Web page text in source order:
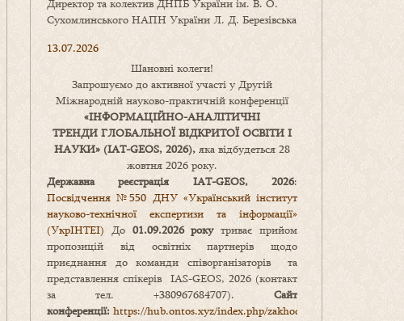
Директор та колектив ДНПБ України ім. В. О.
Сухомлинського НАПН України Л. Д. Березівська
13.07.2026
Шановні колеги!
Запрошуємо до активної участі у Другій
Міжнародній науково-практичній конференції
«ІНФОРМАЦІЙНО-АНАЛІТИЧНІ
ТРЕНДИ ГЛОБАЛЬНОЇ ВІДКРИТОЇ ОСВІТИ І
НАУКИ» (IAT-GEOS, 2026), яка відбудеться 28
жовтня 2026 року.
Державна реєстрація IAT-GEOS, 2026:
Посвідчення №550 ДНУ «Український інститут
науково-технічної експертизи та інформації»
(УкрІНТЕІ) До 01.09.2026 рокутриває прийом
пропозицій від освітніх партнерів щодо
приєднання до команди співорганізаторів та
представлення спікерів IAS-GEOS, 2026 (контакт
за тел. +380967684707). Сайт
конференції: https://hub.ontos.xyz/index.php/zakhody-